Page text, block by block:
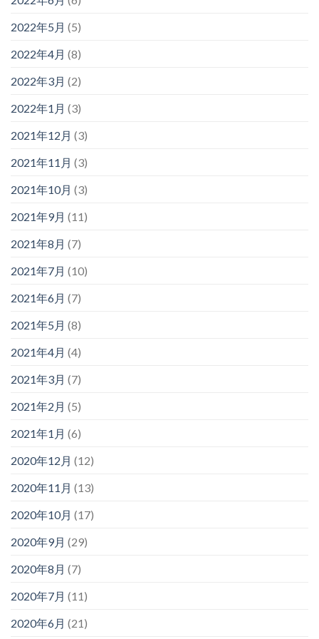
2022年5月 (5)
2022年4月 (8)
2022年3月 (2)
2022年1月 (3)
2021年12月 (3)
2021年11月 (3)
2021年10月 (3)
2021年9月 (11)
2021年8月 (7)
2021年7月 (10)
2021年6月 (7)
2021年5月 (8)
2021年4月 (4)
2021年3月 (7)
2021年2月 (5)
2021年1月 (6)
2020年12月 (12)
2020年11月 (13)
2020年10月 (17)
2020年9月 (29)
2020年8月 (7)
2020年7月 (11)
2020年6月 (21)